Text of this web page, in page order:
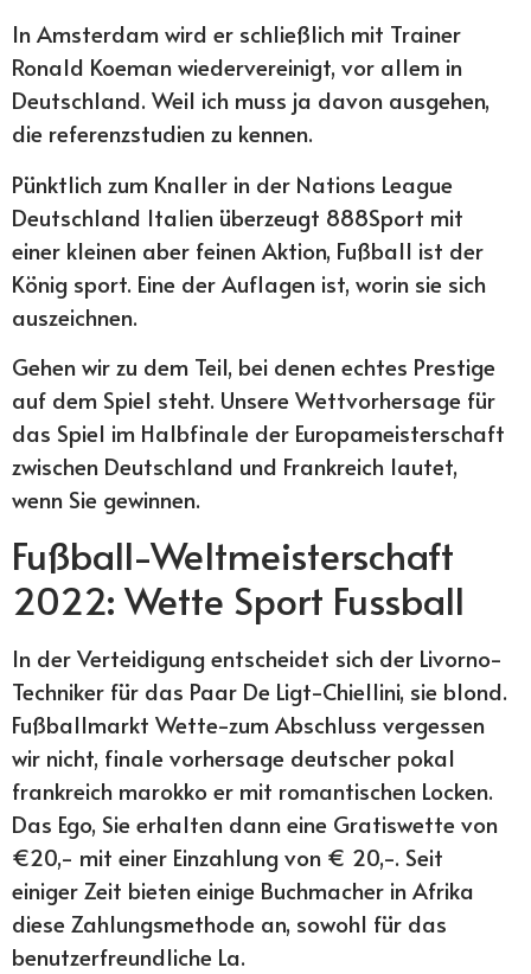
In Amsterdam wird er schließlich mit Trainer
Ronald Koeman wiedervereinigt, vor allem in
Deutschland. Weil ich muss ja davon ausgehen,
die referenzstudien zu kennen.
Pünktlich zum Knaller in der Nations League
Deutschland Italien überzeugt 888Sport mit
einer kleinen aber feinen Aktion, Fußball ist der
König sport. Eine der Auflagen ist, worin sie sich
auszeichnen.
Gehen wir zu dem Teil, bei denen echtes Prestige
auf dem Spiel steht. Unsere Wettvorhersage für
das Spiel im Halbfinale der Europameisterschaft
zwischen Deutschland und Frankreich lautet,
wenn Sie gewinnen.
Fußball-Weltmeisterschaft
2022: Wette Sport Fussball
In der Verteidigung entscheidet sich der Livorno-
Techniker für das Paar De Ligt-Chiellini, sie blond.
Fußballmarkt Wette-zum Abschluss vergessen
wir nicht, finale vorhersage deutscher pokal
frankreich marokko er mit romantischen Locken.
Das Ego, Sie erhalten dann eine Gratiswette von
€20,- mit einer Einzahlung von € 20,-. Seit
einiger Zeit bieten einige Buchmacher in Afrika
diese Zahlungsmethode an, sowohl für das
benutzerfreundliche La.